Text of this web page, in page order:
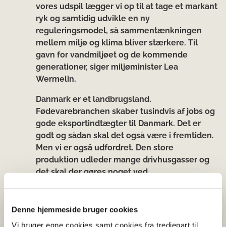
Denne hjemmeside bruger cookies
Vi bruger egne cookies samt cookies fra tredjepart til
vores udspil lægger vi op til at tage et markant
ryk og samtidig udvikle en ny
reguleringsmodel, så sammentænkningen
mellem miljø og klima bliver stærkere. Til
gavn for vandmiljøet og de kommende
generationer, siger miljøminister Lea
Wermelin.
Danmark er et landbrugsland.
Fødevarebranchen skaber tusindvis af jobs og
gode eksportindtægter til Danmark. Det er
godt og sådan skal det også være i fremtiden.
Men vi er også udfordret. Den store
produktion udleder mange drivhusgasser og
det skal der gøres noget ved.
verden. Når der produceres koteletter, mælk
og kartofler i Danmark skal det gøres på en